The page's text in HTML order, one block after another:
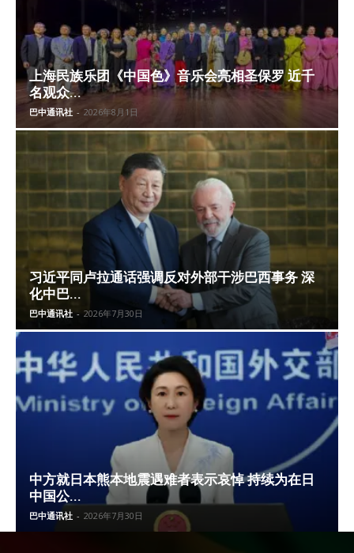
上海民族乐团《中国色》音乐会亮相圣保罗 近千
名观众...
巴中通讯社 - 2026年8月1日
习近平同卢拉通话强调反对外部干涉巴西事务 深
化中巴...
巴中通讯社 - 2026年7月30日
中方就日本熊本地震遇难者表示哀悼 持续为在日
中国公...
巴中通讯社 - 2026年7月30日